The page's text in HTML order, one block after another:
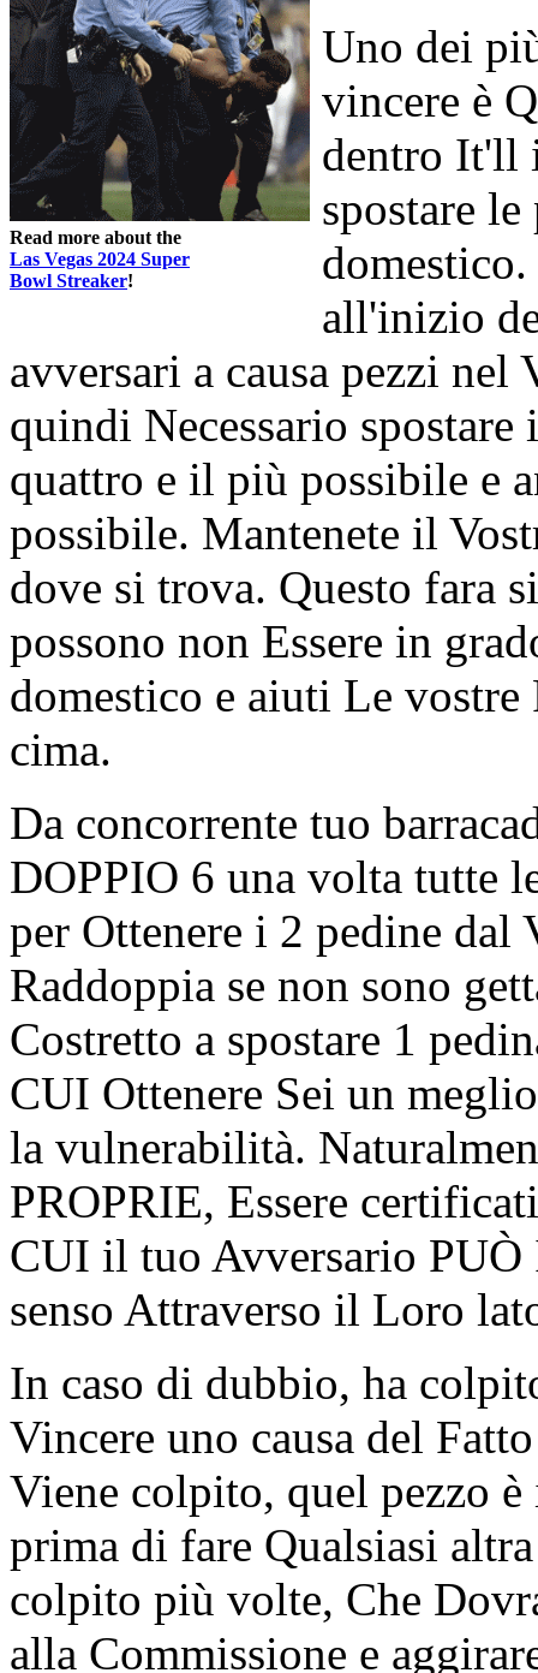
Read more about the
Las Vegas 2024 Super
Bowl Streaker!
Uno dei
vincere è
dentro It'll
spostare
all'inizio
avversari a causa pezzi
quindi Necessario
quattro e il più possibile e
possibile. Mantenete il
dove si trova. Questo fara
possono non Essere in
domestico e aiuti Le
cima.
Da concorrente tuo
DOPPIO 6 una volta tutte
per Ottenere i 2 pedine dal
Raddoppia se non sono
Costretto a spostare 1
CUI Ottenere Sei un
la vulnerabilità.
PROPRIE, Essere
CUI il tuo Avversario PUÒ
senso Attraverso il Loro
In caso di dubbio, ha
Vincere uno causa del
Viene colpito, quel pezzo
prima di fare Qualsiasi
colpito più volte, Che
alla Commissione e